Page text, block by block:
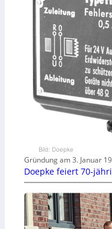
Bild: Doepke
Gründung am 3. Januar
Doepke feiert 70-